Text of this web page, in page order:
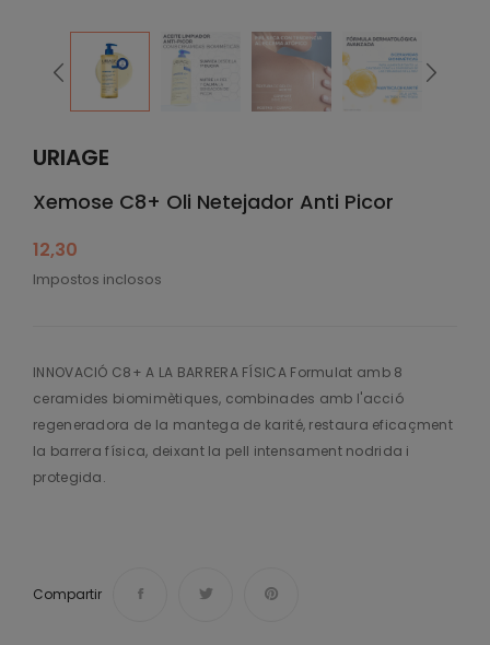
URIAGE
Xemose C8+ Oli Netejador Anti Picor
12,30
Impostos inclosos
INNOVACIÓ C8+ A LA BARRERA FÍSICA Formulat amb 8
ceramides biomimètiques, combinades amb l'acció
regeneradora de la mantega de karité, restaura eficaçment
la barrera física, deixant la pell intensament nodrida i
protegida.
Compartir